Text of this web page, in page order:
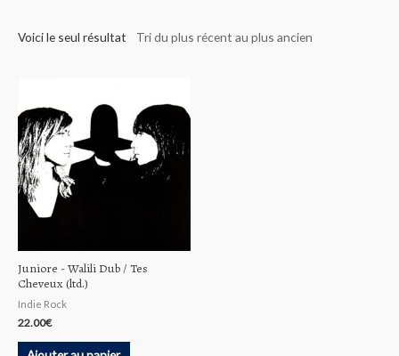
Voici le seul résultat
Juniore ‎- Walili Dub / Tes
Cheveux (ltd.)
Indie Rock
22.00€